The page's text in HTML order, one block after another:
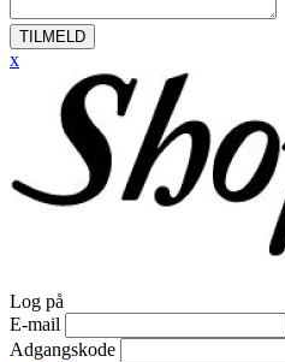
TILMELD
x
Log på
E-mail
Adgangskode